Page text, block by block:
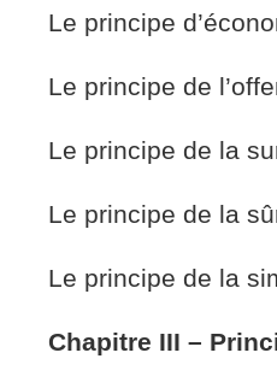
Le principe
Le principe de
Le principe de la
Le principe de la
Le principe de la
Chapitre III –